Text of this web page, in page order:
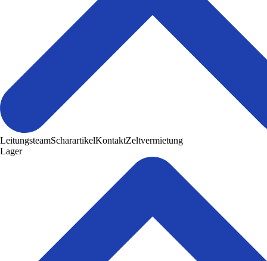
LeitungsteamScharartikelKontaktZeltvermietung
Lager